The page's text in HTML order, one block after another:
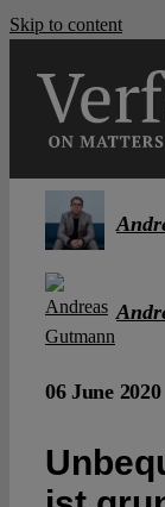
Skip to content
06 June 2020